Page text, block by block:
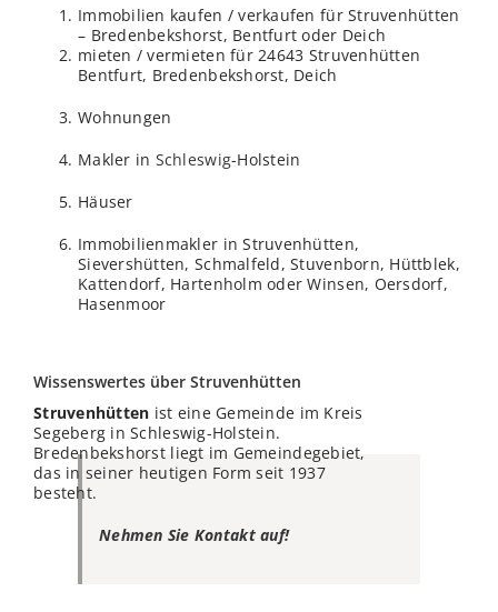
Immobilien kaufen / verkaufen für Struvenhütten
– Bredenbekshorst, Bentfurt oder Deich
mieten / vermieten für 24643 Struvenhütten
Bentfurt, Bredenbekshorst, Deich
Wohnungen
Makler in Schleswig-Holstein
Häuser
Immobilienmakler in Struvenhütten,
Sievershütten, Schmalfeld, Stuvenborn, Hüttblek,
Kattendorf, Hartenholm oder Winsen, Oersdorf,
Hasenmoor
Wissenswertes über Struvenhütten
Struvenhütten ist eine Gemeinde im Kreis
Segeberg in Schleswig-Holstein.
Bredenbekshorst liegt im Gemeindegebiet,
das in seiner heutigen Form seit 1937
besteht.
Nehmen Sie Kontakt auf!